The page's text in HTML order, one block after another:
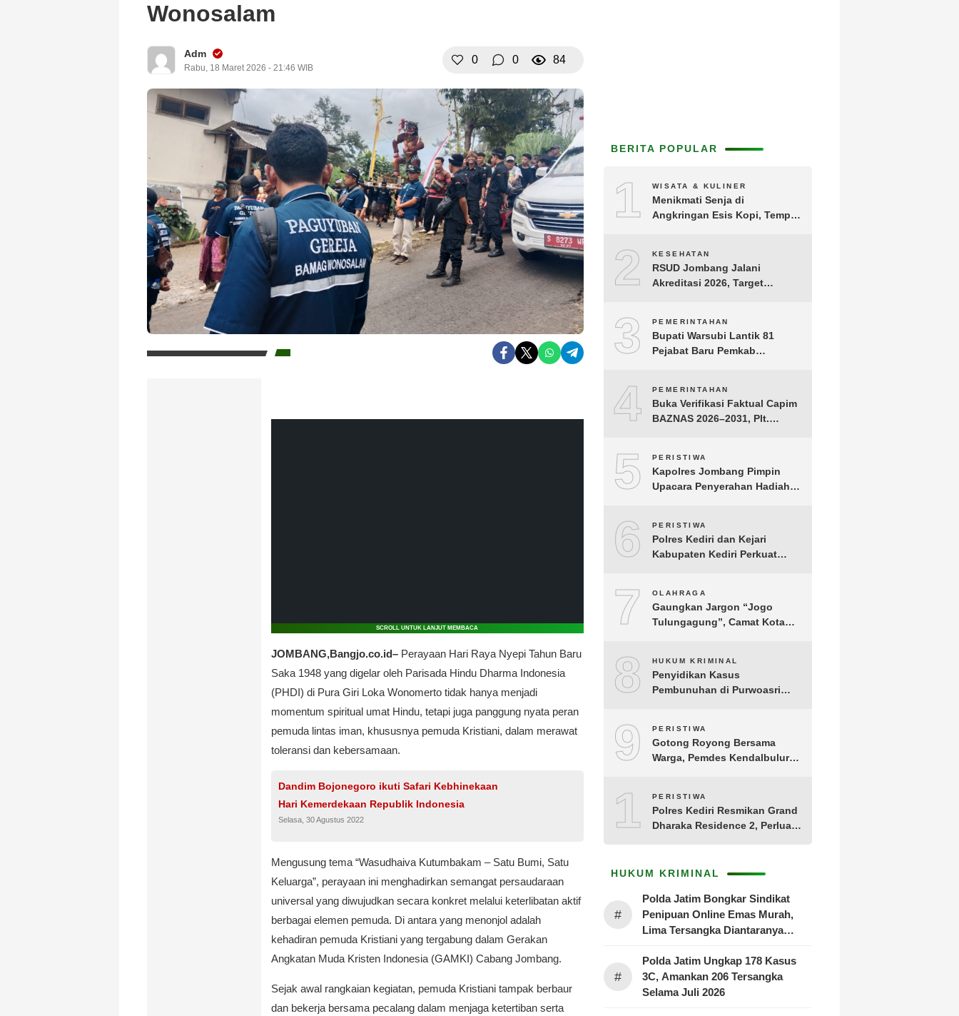
Wonosalam
Adm
Rabu, 18 Maret 2026 - 21:46 WIB
0 0 84
SCROLL UNTUK LANJUT MEMBACA
JOMBANG,Bangjo.co.id– Perayaan Hari Raya Nyepi Tahun Baru
Saka 1948 yang digelar oleh Parisada Hindu Dharma Indonesia
(PHDI) di Pura Giri Loka Wonomerto tidak hanya menjadi
momentum spiritual umat Hindu, tetapi juga panggung nyata peran
pemuda lintas iman, khususnya pemuda Kristiani, dalam merawat
toleransi dan kebersamaan.
Dandim Bojonegoro ikuti Safari Kebhinekaan
Hari Kemerdekaan Republik Indonesia
Selasa, 30 Agustus 2022
Mengusung tema “Wasudhaiva Kutumbakam – Satu Bumi, Satu
Keluarga”, perayaan ini menghadirkan semangat persaudaraan
universal yang diwujudkan secara konkret melalui keterlibatan aktif
berbagai elemen pemuda. Di antara yang menonjol adalah
kehadiran pemuda Kristiani yang tergabung dalam Gerakan
Angkatan Muda Kristen Indonesia (GAMKI) Cabang Jombang.
Sejak awal rangkaian kegiatan, pemuda Kristiani tampak berbaur
dan bekerja bersama pecalang dalam menjaga ketertiban serta
BERITA POPULAR
1 WISATA & KULINER
Menikmati Senja di
Angkringan Esis Kopi, Tempat
2 KESEHATAN
RSUD Jombang Jalani
Akreditasi 2026, Target
Layanan
3 PEMERINTAHAN
Bupati Warsubi Lantik 81
Pejabat Baru Pemkab
4 PEMERINTAHAN
Buka Verifikasi Faktual Capim
BAZNAS 2026–2031, Plt.
Transparansi
5 PERISTIWA
Kapolres Jombang Pimpin
Upacara Penyerahan Hadiah
6 PERISTIWA
Polres Kediri dan Kejari
Kabupaten Kediri Perkuat
7 OLAHRAGA
Gaungkan Jargon “Jogo
Tulungagung”, Camat Kota
Tamanan
8 HUKUM KRIMINAL
Penyidikan Kasus
Pembunuhan di Purwoasri
Adegan
9 PERISTIWA
Gotong Royong Bersama
Warga, Pemdes Kendalbulur
10PERISTIWA
Polres Kediri Resmikan Grand
Dharaka Residence 2, Perluas
HUKUM KRIMINAL
#
Polda Jatim Bongkar Sindikat
Penipuan Online Emas Murah,
Lima Tersangka Diantaranya
#
Polda Jatim Ungkap 178 Kasus
3C, Amankan 206 Tersangka
Selama Juli 2026